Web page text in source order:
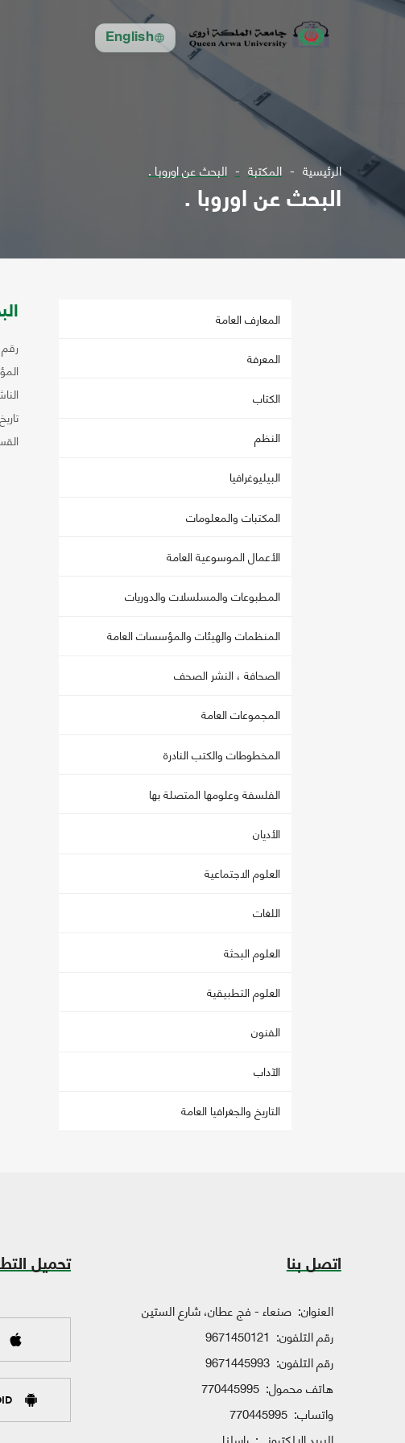
English
الرئيسية المكتبة البحث عن اوروبا .
البحث عن اوروبا .
المعارف العامة
المعرفة
الكتاب
النظم
البيليوغرافيا
المكتبات والمعلومات
الأعمال الموسوعية العامة
المطبوعات والمسلسلات والدوريات
المنظمات والهيئات والمؤسسات العامة
الصحافة ، النشر الصحف
المجموعات العامة
المخطوطات والكتب النادرة
الفلسفة وعلومها المتصلة بها
الأديان
العلوم الاجتماعية
اللغات
العلوم البحثة
العلوم التطبيقية
الفنون
الآداب
التاريخ والجغرافيا العامة
اتصل بنا
العنوان: صنعاء - فج عطان، شارع الستين
رقم التلفون: 9671450121
رقم التلفون: 9671445993
هاتف محمول: 770445995
واتساب: 770445995
تحميل